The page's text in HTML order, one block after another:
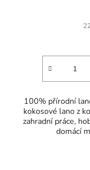
100% přírodní
kokosové lano z
zahradní práce,
domácí